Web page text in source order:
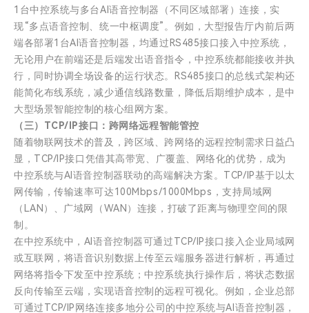
1台中控系统与多台AI语音控制器（不同区域部署）连接，实
现“多点语音控制、统一中枢调度”。例如，大型报告厅内前后两
端各部署1台AI语音控制器，均通过RS485接口接入中控系统，
无论用户在前端还是后端发出语音指令，中控系统都能接收并执
行，同时协调全场设备的运行状态。RS485接口的总线式架构还
能简化布线系统，减少通信线路数量，降低后期维护成本，是中
大型场景智能控制的核心组网方案。
（三）TCP/IP接口：跨网络远程智能管控
随着物联网技术的普及，跨区域、跨网络的远程控制需求日益凸
显，TCP/IP接口凭借其高带宽、广覆盖、网络化的优势，成为
中控系统与AI语音控制器联动的高端解决方案。TCP/IP基于以太
网传输，传输速率可达100Mbps/1000Mbps，支持局域网
（LAN）、广域网（WAN）连接，打破了距离与物理空间的限
制。
在中控系统中，AI语音控制器可通过TCP/IP接口接入企业局域网
或互联网，将语音识别数据上传至云端服务器进行解析，再通过
网络将指令下发至中控系统；中控系统执行操作后，将状态数据
反向传输至云端，实现语音控制的远程可视化。例如，企业总部
可通过TCP/IP网络连接多地分公司的中控系统与AI语音控制器，